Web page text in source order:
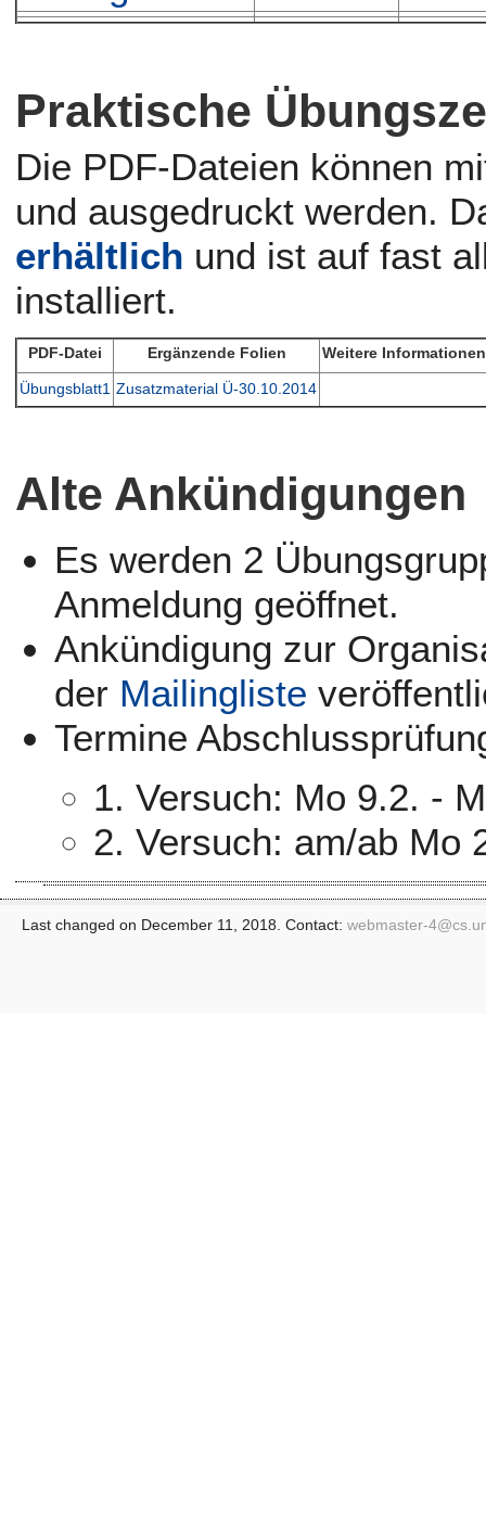
Praktische
Die PDF-Dateien können
und ausgedruckt werden.
erhältlich und ist auf fast
installiert.
PDF-Datei Ergänzende Folien Weitere Informationen
Übungsblatt1 Zusatzmaterial Ü-30.10.2014
Alte Ankündigungen
Es werden 2
Anmeldung geöffnet.
Ankündigung zur
der Mailingliste
Termine
1. Versuch: Mo 9.2. -
2. Versuch: am/ab Mo
Last changed on December 11, 2018. Contact: webmaster-4@